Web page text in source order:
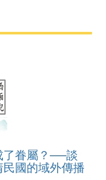
了眷屬？──談
民國的域外傳播